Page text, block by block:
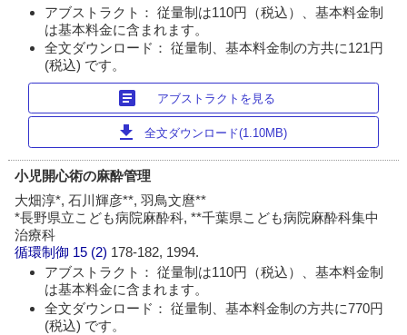
アブストラクト： 従量制は110円（税込）、基本料金制
は基本料金に含まれます。
全文ダウンロード： 従量制、基本料金制の方共に121円
(税込) です。
article アブストラクトを見る
download 全文ダウンロード(1.10MB)
小児開心術の麻酔管理
大畑淳*, 石川輝彦**, 羽鳥文麿**
*長野県立こども病院麻酔科, **千葉県こども病院麻酔科集中
治療科
循環制御 15 (2) 178-182, 1994.
アブストラクト： 従量制は110円（税込）、基本料金制
は基本料金に含まれます。
全文ダウンロード： 従量制、基本料金制の方共に770円
(税込) です。